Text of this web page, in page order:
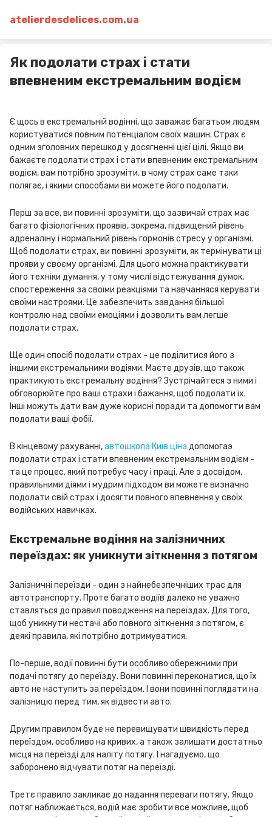
atelierdesdelices.com.ua
Як подолати страх і стати
впевненим екстремальним водієм
Є щось в екстремальній водінні, що заважає багатьом людям
користуватися повним потенціалом своїх машин. Страх є
одним зголовних перешкод у досягненні цієї цілі. Якщо ви
бажаєте подолати страх і стати впевненим екстремальним
водієм, вам потрібно зрозуміти, в чому страх саме таки
полягає, і якими способами ви можете його подолати.
Перш за все, ви повинні зрозуміти, що зазвичай страх має
багато фізіологічних проявів, зокрема, підвищений рівень
адреналіну і нормальний рівень гормонів стресу у організмі.
Щоб подолати страх, ви повинні зрозуміти, як термінувати ці
прояви у своєму організмі. Для цього можна практикувати
його техніки думання, у тому числі відстежування думок,
спостереження за своїми реакціями та навчанняся керувати
своїми настроями. Це забезпечить завдання більшої
контролю над своїми емоціями і дозволить вам легше
подолати страх.
Ще один спосіб подолати страх - це поділитися його з
іншими екстремальними водіями. Маєте друзів, що також
практикують екстремальну водіння? Зустрічайтеся з ними і
обговорюйте про ваші страхи і бажання, щоб подолати їх.
Інші можуть дати вам дуже корисні поради та допомогти вам
подолати ваші фобії.
В кінцевому рахуванні,автошкола Київ ціна допомогаэ
подолати страх і стати впевненим екстремальним водієм -
та це процес, який потребує часу і праці. Але з досвідом,
правильними діями і мудрим підходом ви можете визначно
подолати свій страх і досягти повного впевнення у своїх
водійських навичках.
Екстремальне водіння на залізничних
переїздах: як уникнути зіткнення з потягом
Залізничні переїзди - один з найнебезпечніших трас для
автотранспорту. Проте багато водіїв далеко не уважно
ставляться до правил поводження на переїздах. Для того,
щоб уникнути нестачі або повного зіткнення з потягом, є
деякі правила, які потрібно дотримуватися.
По-перше, водії повинні бути особливо обережними при
подачі потягу до переїзду. Вони повинні переконатися, що їх
авто не наступить за переїздом. І вони повинні поглядати на
залізницю перед тим, як відвести авто.
Другим правилом буде не перевищувати швидкість перед
переїздом, особливо на кривих, а також залишати достатньо
місця на переїзді для наліту потягу. І нагадуємо, що
заборонено відчувати потяг на переїзді.
Третє правило закликає до надання переваги потягу. Якщо
потяг наближається, водій має зробити все можливе, щоб